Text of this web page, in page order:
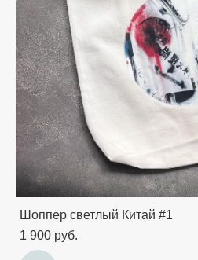
Шоппер светлый Китай #1
1 900 pуб.